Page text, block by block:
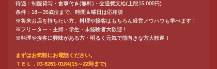
待遇：制服貸与・食事付き(無料)・交通費支給(上限15,000円)
条件：18～35歳位まで、時間＆曜日は応相談
※将来お店を持ちたい方、料理や接客はもちろん経営ノウハウも学べます！
※フリーター・主婦・学生・未経験者大歓迎！
※料理や接客に興味がある方・明るく元気で前向きな方大歓迎！
まずはお気軽にお電話ください。
ＴＥＬ．03-6261-0184(15～22時まで)